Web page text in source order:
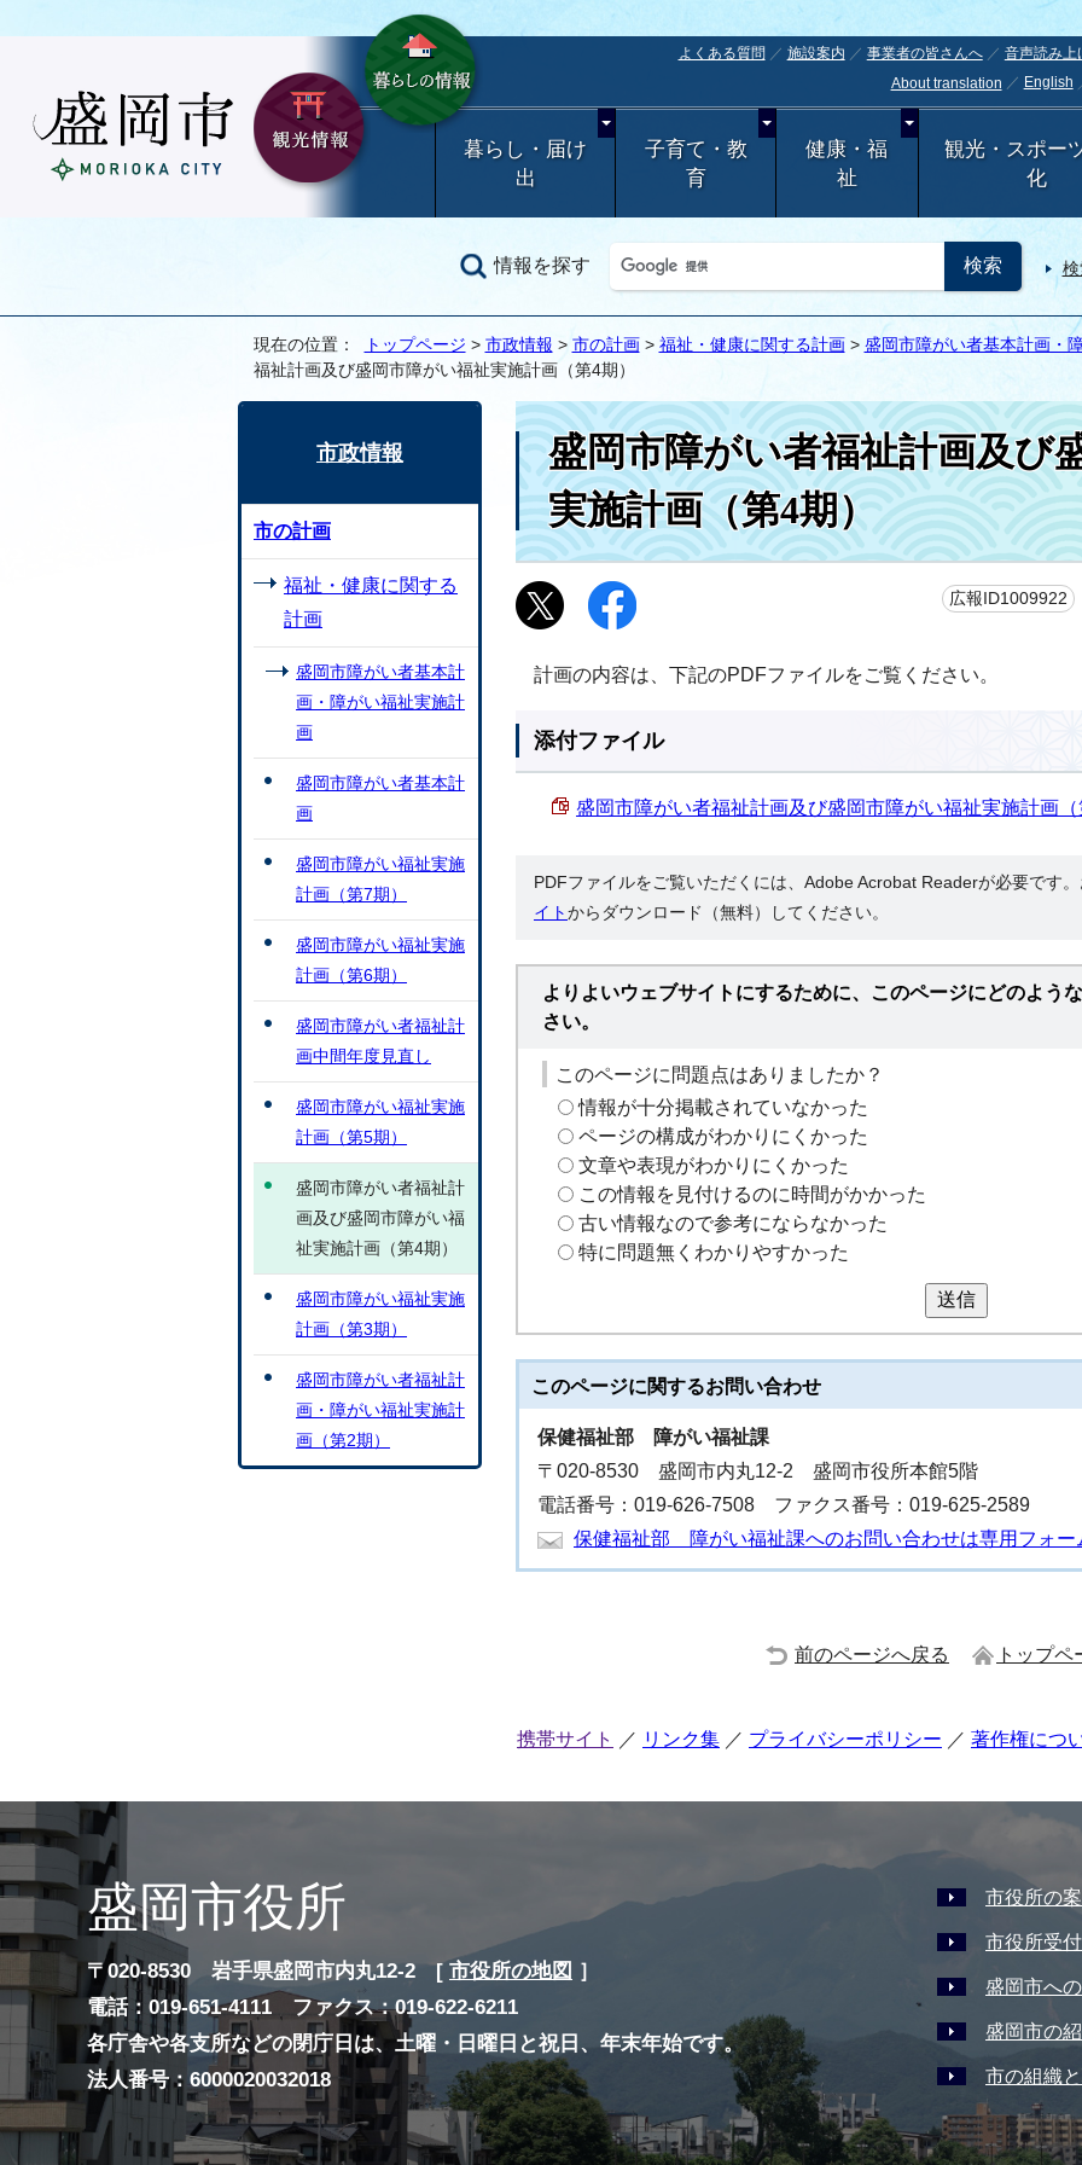
よくある質問 施設案内 事業者の皆さんへ 音声読み上
About translation
English
暮らし・届け
出
子育て・教
育
健康・福
祉
観光・スポー
化
情報を探す
現在の位置： トップページ > 市政情報 > 市の計画> 福祉・健康に関する計画> 盛岡市障がい者基本計画・
福祉計画及び盛岡市障がい福祉実施計画（第4期）
盛岡市障がい者福祉計画及び
実施計画（第4期）
広報ID1009922
計画の内容は、下記のPDFファイルをご覧ください。
添付ファイル
盛岡市障がい者福祉計画及び盛岡市障がい福祉実施計画（
PDFファイルをご覧いただくには、Adobe Acrobat Readerが必要です
イトからダウンロード（無料）してください。
よりよいウェブサイトにするために、このページにどのよう
さい。
このページに問題点はありましたか？
情報が十分掲載されていなかった
ページの構成がわかりにくかった
文章や表現がわかりにくかった
この情報を見付けるのに時間がかかった
古い情報なので参考にならなかった
特に問題無くわかりやすかった
送信
このページに関するお問い合わせ
保健福祉部
障がい福祉課
〒020-8530 盛岡市内丸12-2 盛岡市役所本館5階
電話番号：019-626-7508 ファクス番号：019-625-2589
保健福祉部 障がい福祉課へのお問い合わせは専用フォー
市政情報
市の計画
福祉・健康に関する
計画
盛岡市障がい者基本計
画・障がい福祉実施計
画
盛岡市障がい者基本計
画
盛岡市障がい福祉実施
計画（第7期）
盛岡市障がい福祉実施
計画（第6期）
盛岡市障がい者福祉計
画中間年度見直し
盛岡市障がい福祉実施
計画（第5期）
盛岡市障がい者福祉計
画及び盛岡市障がい福
祉実施計画（第4期）
盛岡市障がい福祉実施
計画（第3期）
盛岡市障がい者福祉計
画・障がい福祉実施計
画（第2期）
前のページへ戻る トップペ
携帯サイト リンク集 プライバシーポリシー 著作権につ
盛岡市役所
〒020-8530 岩手県盛岡市内丸12-2 [ 市役所の地図 ］
電話：019-651-4111 ファクス：019-622-6211
各庁舎や各支所などの閉庁日は、土曜・日曜日と祝日、年末年始です。
法人番号：6000020032018
市役所の
市役所受
盛岡市へ
盛岡市の
市の組織